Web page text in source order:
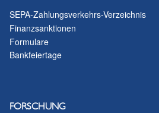
SEPA-Zahlungsverkehrs-Verzeichnis
Finanzsanktionen
Formulare
Bankfeiertage
FORSCHUNG